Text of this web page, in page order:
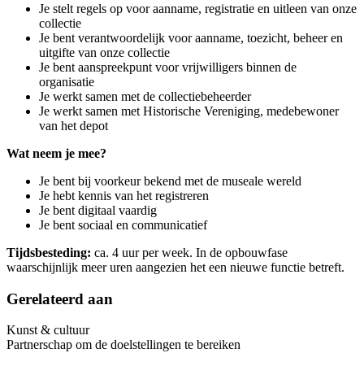
Je stelt regels op voor aanname, registratie en uitleen van onze
collectie
Je bent verantwoordelijk voor aanname, toezicht, beheer en
uitgifte van onze collectie
Je bent aanspreekpunt voor vrijwilligers binnen de
organisatie
Je werkt samen met de collectiebeheerder
Je werkt samen met Historische Vereniging, medebewoner
van het depot
Wat neem je mee?
Je bent bij voorkeur bekend met de museale wereld
Je hebt kennis van het registreren
Je bent digitaal vaardig
Je bent sociaal en communicatief
Tijdsbesteding: ca. 4 uur per week. In de opbouwfase
waarschijnlijk meer uren aangezien het een nieuwe functie betreft.
Gerelateerd aan
Kunst & cultuur
Partnerschap om de doelstellingen te bereiken